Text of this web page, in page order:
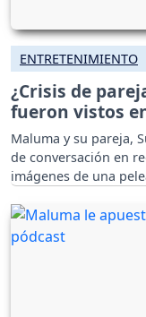
ENTRETENIMIENTO
¿Crisis de
fueron vistos
Maluma y su pareja,
de conversación en
imágenes de una